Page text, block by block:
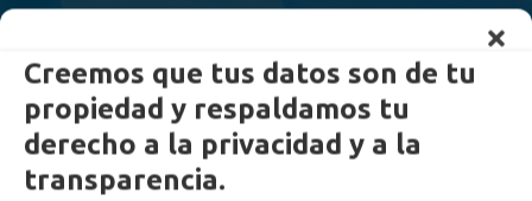
Creemos que tus datos son de tu
propiedad y respaldamos tu
derecho a la privacidad y a la
transparencia.